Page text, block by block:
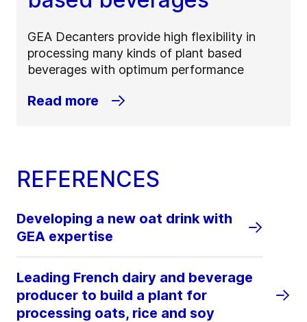
GEA Decanters provide high flexibility in
processing many kinds of plant based
beverages with optimum performance
Read more
REFERENCES
Developing a new oat drink with
GEA expertise
Leading French dairy and beverage
producer to build a plant for
processing oats, rice and soy